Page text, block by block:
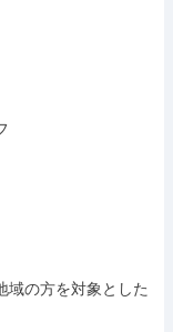
域の方を対象とした